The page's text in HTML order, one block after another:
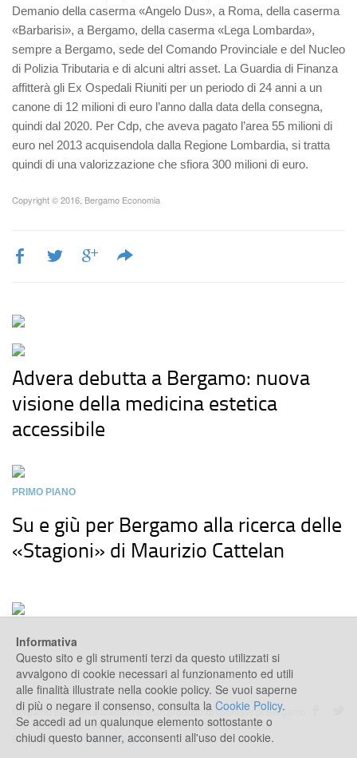
Demanio della caserma «Angelo Dus», a Roma, della caserma
«Barbarisi», a Bergamo, della caserma «Lega Lombarda»,
sempre a Bergamo, sede del Comando Provinciale e del Nucleo
di Polizia Tributaria e di alcuni altri asset. La Guardia di Finanza
affitterà gli Ex Ospedali Riuniti per un periodo di 24 anni a un
canone di 12 milioni di euro l’anno dalla data della consegna,
quindi dal 2020. Per Cdp, che aveva pagato l’area 55 milioni di
euro nel 2013 acquisendola dalla Regione Lombardia, si tratta
quindi di una valorizzazione che sfiora 300 milioni di euro.
Copyright © 2016, Bergamo Economia
Advera debutta a Bergamo: nuova
visione della medicina estetica
accessibile
PRIMO PIANO
Su e giù per Bergamo alla ricerca delle
«Stagioni» di Maurizio Cattelan
Bergamo Economia Magazine è un prodotto di Giornale di Bergamo
s.r.l. - P.IVA: 02552140168 - COPYRIGHT ©2017 Giornale di
Bergamo s.r.l -Cookie Policy
Informativa
Questo sito e gli strumenti terzi da questo utilizzati si
avvalgono di cookie necessari al funzionamento ed utili
alle finalità illustrate nella cookie policy. Se vuoi saperne
di più o negare il consenso, consulta la Cookie Policy.
Se accedi ad un qualunque elemento sottostante o
chiudi questo banner, acconsenti all'uso dei cookie.